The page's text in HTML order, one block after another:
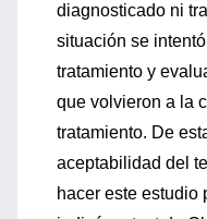
diagnosticado ni
situación se
tratamiento y
que volvieron a la
tratamiento. De
aceptabilidad del
hacer este estudio